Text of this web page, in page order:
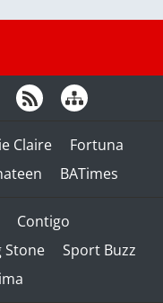
Claire
Fortuna
BATimes
Contigo
Stone
Sport Buzz